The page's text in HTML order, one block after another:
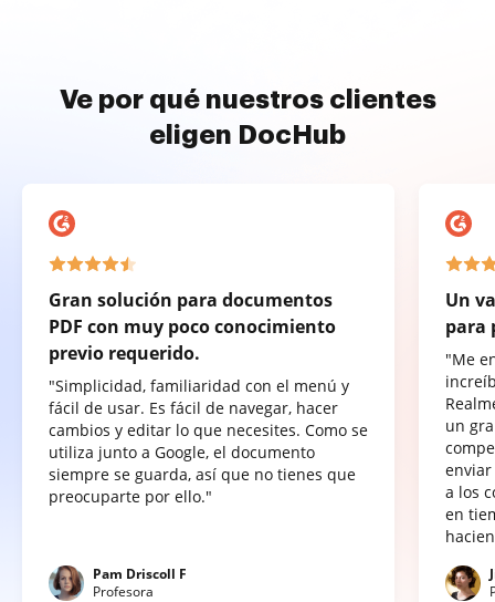
Ve por qué nuestros clientes
eligen DocHub
Gran solución para documentos
PDF con muy poco conocimiento
previo requerido.
"Simplicidad, familiaridad con el menú y
fácil de usar. Es fácil de navegar, hacer
cambios y editar lo que necesites. Como se
utiliza junto a Google, el documento
siempre se guarda, así que no tienes que
preocuparte por ello."
Pam Driscoll F
Profesora
Un
para
"Me
un
a los
en